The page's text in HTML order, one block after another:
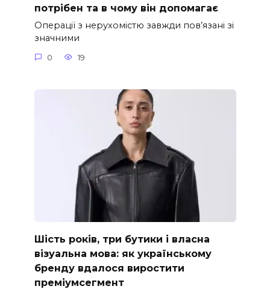
потрібен та в чому він допомагає
Операції з нерухомістю завжди пов’язані зі
значними
0 19
Шість років, три бутики і власна
візуальна мова: як українському
бренду вдалося виростити
преміумсегмент